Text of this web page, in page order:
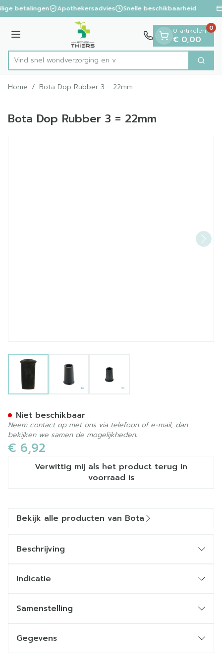
Ga naar de inhoud
1 van 1
betalingen Apothekersadvies Snelle beschikbaarheid
Menu
Product, merk, categorie...
Vind snel wondverzorgi Zoek
0 artikelen
€ 0,00
0
Home / Bota Dop Rubber 3 = 22mm
Bota Dop Rubber 3 = 22mm
View larger image
€ 6,92
Verwittig mij als het product terug in
voorraad is
Niet beschikbaar
Neem contact op met ons via telefoon of e-mail, dan
bekijken we samen de mogelijkheden.
Bekijk alle producten van Bota
Beschrijving
Indicatie
Samenstelling
Gegevens